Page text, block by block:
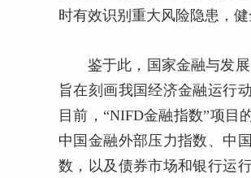
时有效识别重大风险隐患，
鉴于此，国家金融与发
旨在刻画我国经济金融运行
目前，“NIFD金融指数”项目
中国金融外部压力指数、中
数，以及债券市场和银行运